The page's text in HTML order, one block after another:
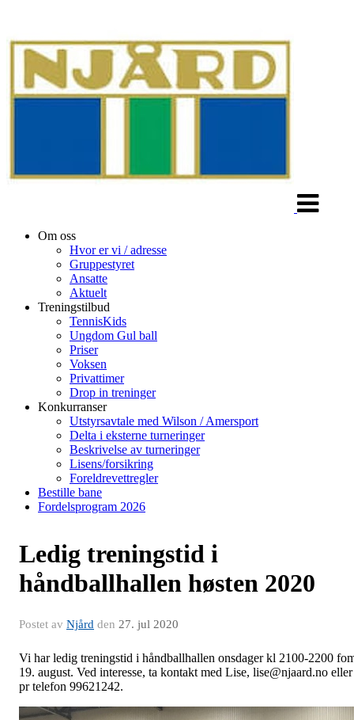
Om oss
Hvor er vi / adresse
Gruppestyret
Ansatte
Aktuelt
Treningstilbud
TennisKids
Ungdom Gul ball
Priser
Voksen
Privattimer
Drop in treninger
Konkurranser
Utstyrsavtale med Wilson / Amersport
Delta i eksterne turneringer
Beskrivelse av turneringer
Lisens/forsikring
Foreldrevettregler
Bestille bane
Fordelsprogram 2026
Ledig treningstid i
håndballhallen høsten 2020
Postet av Njård den 27. jul 2020
Vi har ledig treningstid i håndballhallen onsdager kl 2100-2200
19. august. Ved interesse, ta kontakt med Lise, lise@njaard.no eller
pr telefon 99621242.